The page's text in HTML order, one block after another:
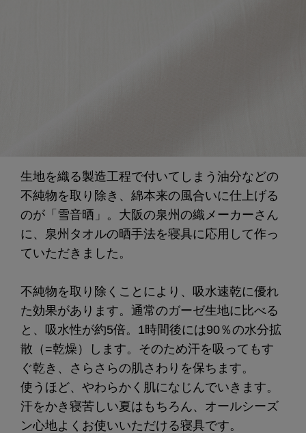
生地を織る製造工程で付いてしまう油分などの
不純物を取り除き、綿本来の風合いに仕上げる
のが「雪音晒」。大阪の泉州の織メーカーさん
に、泉州タオルの晒手法を寝具に応用して作っ
ていただきました。
不純物を取り除くことにより、吸水速乾に優れ
た効果があります。通常のガーゼ生地に比べる
と、吸水性が約5倍。1時間後には90％の水分拡
散（=乾燥）します。そのため汗を吸ってもす
ぐ乾き、さらさらの肌さわりを保ちます。
使うほど、やわらかく肌になじんでいきます。
汗をかき寝苦しい夏はもちろん、オールシーズ
ン心地よくお使いいただける寝具です。